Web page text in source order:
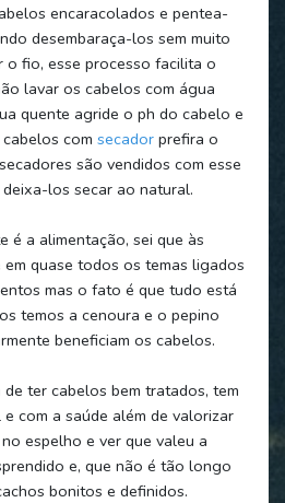
encaracolados e pentea-
desembaraça-los sem muito
o fio, esse processo facilita o
lavar os cabelos com água
quente agride o ph do cabelo e
com secadorprefira o
são vendidos com esse
los secar ao natural.
é a alimentação, sei que às
em quase todos os temas ligados
mas o fato é que tudo está
temos a cenoura e o pepino
beneficiam os cabelos.
ter cabelos bem tratados, tem
com a saúde além de valorizar
espelho e ver que valeu a
e, que não é tão longo
bonitos e definidos.